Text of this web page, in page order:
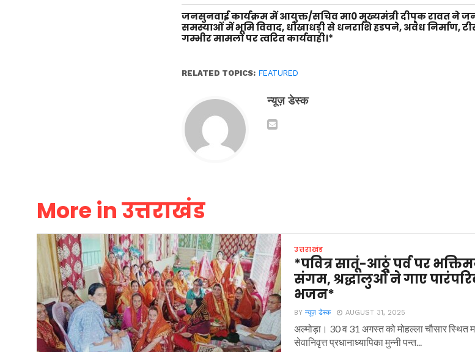
जनसुनवाई कार्यक्रम में आयुक्त/सचिव मा0 मुख्यमंत्री दीपक रावत ने
समस्याओं में भूमि विवाद, धोखाधड़ी से धनराशि हडपने, अवैध निर्माण,
गम्भीर मामलों पर त्वरित कार्यवाही।*
RELATED TOPICS: FEATURED
न्यूज़ डेस्क
More in उत्तराखंड
उत्तराखंड
*पवित्र सातूं-आठूं पर्व पर
संगम, श्रद्धालुओं ने गाए
भजन*
BYन्यूज़ डेस्क AUGUST 31, 2025
अल्मोड़ा। 30 व 31 अगस्त को मोहल्ला चौसार स्थित
सेवानिवृत्त प्रधानाध्यापिका मुन्नी पन्त...